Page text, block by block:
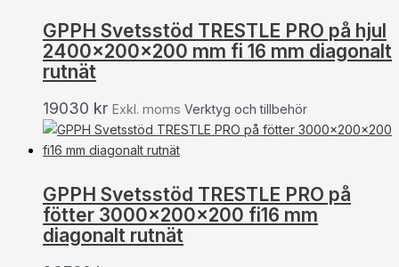
GPPH Svetsstöd TRESTLE PRO på hjul
2400x200x200 mm fi 16 mm diagonalt
rutnät
19030 kr Exkl. moms Verktyg och tillbehör
GPPH Svetsstöd TRESTLE PRO på
fötter 3000x200x200 fi16 mm
diagonalt rutnät